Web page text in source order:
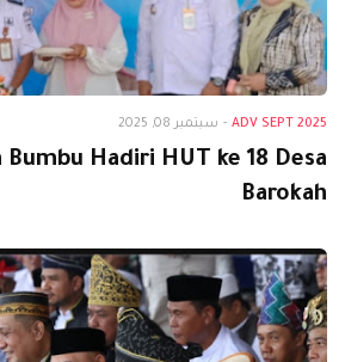
ADV SEPT 2025
- سبتمبر 08, 2025
Bumbu Hadiri HUT ke 18 Desa
Barokah